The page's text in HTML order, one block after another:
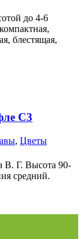
до 4-6
блестящая,
С3
, Цветы
В. Г. Высота 90-
средний.